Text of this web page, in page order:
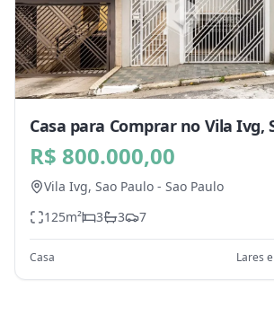
Casa para Comprar no Vila Ivg,
SP
R$ 800.000,00
Vila Ivg, Sao Paulo - Sao Paulo
125m² 3 3 7
Casa Lares